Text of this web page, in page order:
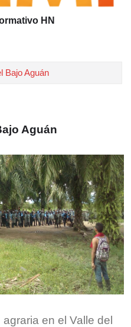
HN
Bajo Aguán
Aguán
en el Valle del